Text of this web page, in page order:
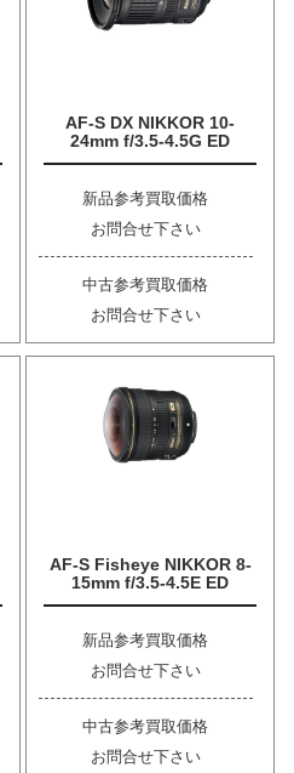
AF-S DX NIKKOR 10-
24mm f/3.5-4.5G ED
新品参考買取価格
お問合せ下さい
中古参考買取価格
お問合せ下さい
AF-S Fisheye NIKKOR 8-
15mm f/3.5-4.5E ED
新品参考買取価格
お問合せ下さい
中古参考買取価格
お問合せ下さい